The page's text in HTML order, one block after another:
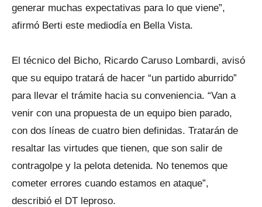
generar muchas expectativas para lo que viene”,
afirmó Berti este mediodía en Bella Vista.
El técnico del Bicho, Ricardo Caruso Lombardi, avisó
que su equipo tratará de hacer “un partido aburrido”
para llevar el trámite hacia su conveniencia. “Van a
venir con una propuesta de un equipo bien parado,
con dos líneas de cuatro bien definidas. Tratarán de
resaltar las virtudes que tienen, que son salir de
contragolpe y la pelota detenida. No tenemos que
cometer errores cuando estamos en ataque”,
describió el DT leproso.